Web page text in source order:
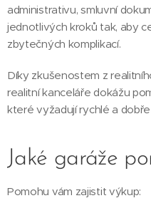
administrativu, smluvní
jednotlivých kroků tak, aby
zbytečných komplikací.
Díky zkušenostem z
realitní kanceláře dokážu
které vyžadují rychlé a
Jaké garáže
Pomohu vám zajistit výkup: